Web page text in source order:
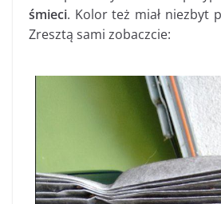
śmieci. Kolor też miał niezbyt
Zresztą sami zobaczcie: